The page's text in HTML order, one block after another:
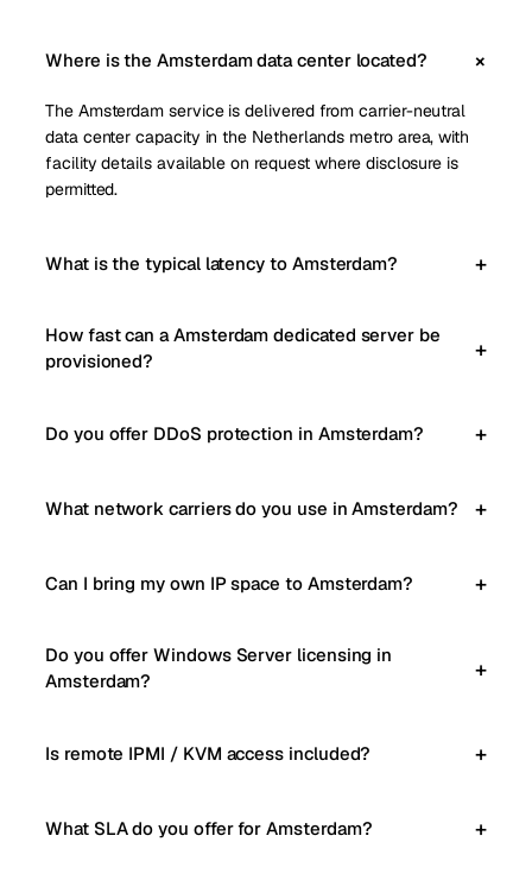
Where is the Amsterdam data center located?
The Amsterdam service is delivered from carrier-neutral
data center capacity in the Netherlands metro area, with
facility details available on request where disclosure is
permitted.
What is the typical latency to Amsterdam?
How fast can a Amsterdam dedicated server be
provisioned?
Do you offer DDoS protection in Amsterdam?
What network carriers do you use in Amsterdam?
Can I bring my own IP space to Amsterdam?
Do you offer Windows Server licensing in
Amsterdam?
Is remote IPMI / KVM access included?
What SLA do you offer for Amsterdam?